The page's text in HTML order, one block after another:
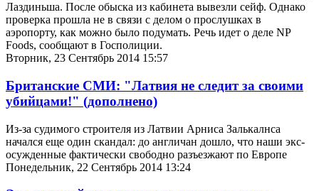
Лаздиньша. После обыска из кабинета вывезли сейф. Однако
проверка прошла не в связи с делом о прослушках в
аэропорту, как можно было подумать. Речь идет о деле NP
Foods, сообщают в Госполиции.
Вторник, 23 Сентябрь 2014 15:57
Британские СМИ: "Латвия не следит за своими
убийцами!" (дополнено)
Из-за судимого строителя из Латвии Арниса Залькалнса
начался еще один скандал: до англичан дошло, что наши экс-
осужденные фактически свободно разъезжают по Европе
Понедельник, 22 Сентябрь 2014 13:24